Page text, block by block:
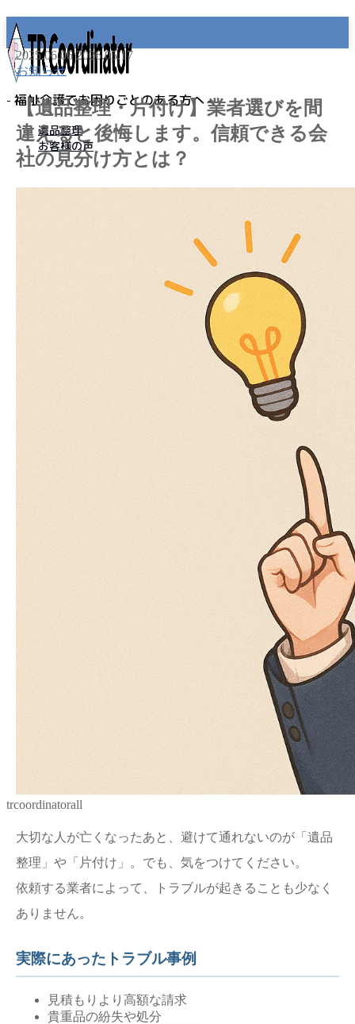
- 福祉介護でお困りごとのある方へ -
遺品整理
お客様の声
2025.06.062026.05.17
お知らせ
【遺品整理・片付け】業者選びを間
違えると後悔します。信頼できる会
社の見分け方とは？
trcoordinatorall
大切な人が亡くなったあと、避けて通れないのが「遺品
整理」や「片付け」。でも、気をつけてください。
依頼する業者によって、トラブルが起きることも少なく
ありません。
実際にあったトラブル事例
見積もりより高額な請求
貴重品の紛失や処分